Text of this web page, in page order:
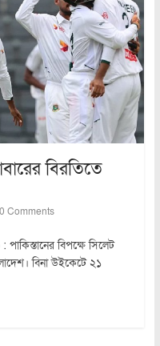
বিরতিতে
0 Comments
পাকিস্তানের বিপক্ষে সিলেট
বিনা উইকেটে ২১